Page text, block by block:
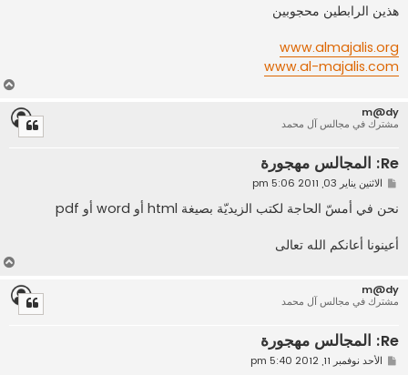
ر
ة
هذين الرابطين محجوبين
www.almajalis.org
www.al-majalis.com
m@dy
مشترك في مجالس آل محمد
Re: المجالس مهجورة
م
ر
ة
الاثنين يناير 03, 2011 5:06 pm
نحن في أمسّ الحاجة لكتب الزيديّة بصيغة html أو word أو pdf
أعينونا أعانكم الله تعالى
m@dy
مشترك في مجالس آل محمد
Re: المجالس مهجورة
مالأحد نوفمبر 11, 2012 5:40 pm